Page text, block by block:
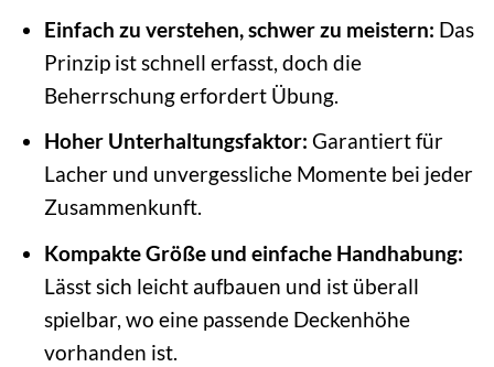
Einfach zu verstehen, schwer zu meistern: Das
Prinzip ist schnell erfasst, doch die
Beherrschung erfordert Übung.
Hoher Unterhaltungsfaktor: Garantiert für
Lacher und unvergessliche Momente bei jeder
Zusammenkunft.
Kompakte Größe und einfache Handhabung:
Lässt sich leicht aufbauen und ist überall
spielbar, wo eine passende Deckenhöhe
vorhanden ist.